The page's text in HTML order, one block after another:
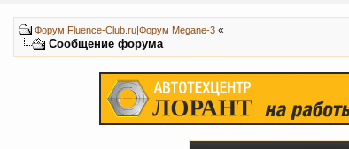
Форум Fluence-Club.ru|Форум Megane-3 «
Сообщение форума